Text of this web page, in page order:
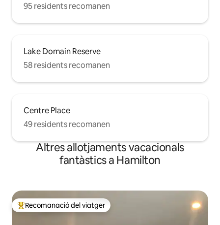
95 residents recomanen
Lake Domain Reserve
58 residents recomanen
Centre Place
49 residents recomanen
Altres allotjaments vacacionals
fantàstics a Hamilton
Principals recomanacions dels viatgers
Recomanació del viatger